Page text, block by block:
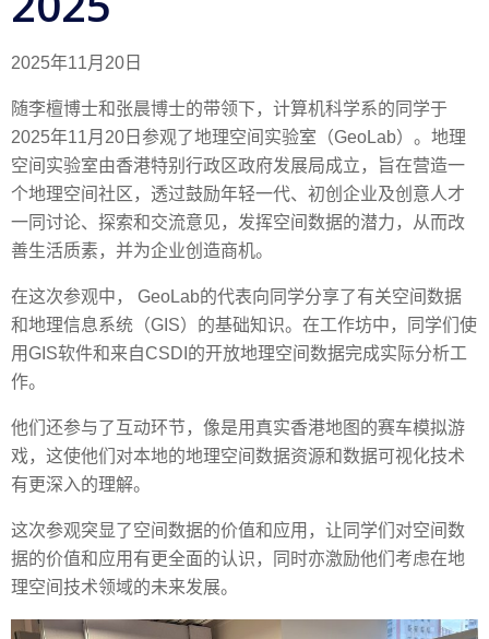
2025年11月20日
随李檀博士和张晨博士的带领下，计算机科学系的同学于
2025年11月20日参观了地理空间实验室（GeoLab）。地理
空间实验室由香港特别行政区政府发展局成立，旨在营造一
个地理空间社区，透过鼓励年轻一代、初创企业及创意人才
一同讨论、探索和交流意见，发挥空间数据的潜力，从而改
善生活质素，并为企业创造商机。
在这次参观中， GeoLab的代表向同学分享了有关空间数据
和地理信息系统（GIS）的基础知识。在工作坊中，同学们使
用GIS软件和来自CSDI的开放地理空间数据完成实际分析工
作。
他们还参与了互动环节，像是用真实香港地图的赛车模拟游
戏，这使他们对本地的地理空间数据资源和数据可视化技术
有更深入的理解。
这次参观突显了空间数据的价值和应用，让同学们对空间数
据的价值和应用有更全面的认识，同时亦激励他们考虑在地
理空间技术领域的未来发展。